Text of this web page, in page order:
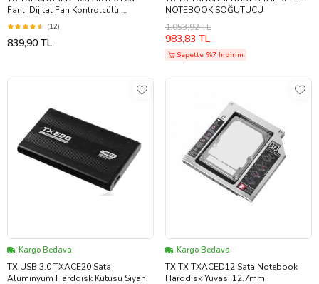
Fanlı Dijital Fan Kontrolcülü,
Yükseklik Ayarlı Sogutucu
(12)
839,90 TL
NOTEBOOK SOĞUTUCU
1.053,92 TL
983,83 TL
Sepette %7 İndirim
Kargo Bedava
TX USB 3.0 TXACE20 Sata
Alüminyum Harddisk Kutusu Siyah
Kargo Bedava
TX TX TXACED12 Sata Notebook
Harddisk Yuvası 12.7mm